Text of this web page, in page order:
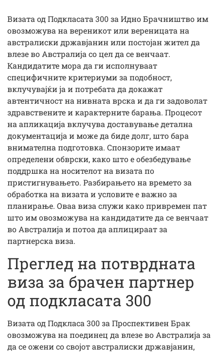
Визата од Подкласата 300 за Идно Брачништво им
овозможува на вереникот или вереницата на
австралиски државјанин или постојан жител да
влезе во Австралија со цел да се венчаат.
Кандидатите мора да ги исполнуваат
специфичните критериуми за подобност,
вклучувајќи ја и потребата да докажат
автентичност на нивната врска и да ги задоволат
здравствените и карактерните барања. Процесот
на апликација вклучува доставување детална
документација и може да биде долг, што бара
внимателна подготовка. Спонзорите имаат
определени обврски, како што е обезбедување
поддршка на носителот на визата по
пристигнувањето. Разбирањето на времето за
обработка на визата и условите е важно за
планирање. Оваа виза служи како привремен пат
што им овозможува на кандидатите да се венчаат
во Австралија и потоа да аплицираат за
партнерска виза.
Преглед на потврдната
виза за брачен партнер
од подкласата 300
Визата од Подкласа 300 за Проспективен Брак
овозможува на поединец да влезе во Австралија за
да се ожени со својот австралиски државјанин,